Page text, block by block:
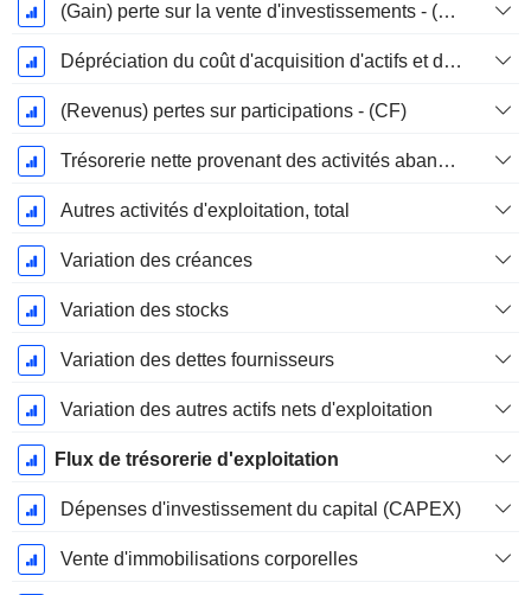
(Gain) perte sur la vente d'investissements - (CF)
Dépréciation du coût d'acquisition d'actifs et dépenses de restructuration
(Revenus) pertes sur participations - (CF)
Trésorerie nette provenant des activités abandonnées
Autres activités d'exploitation, total
Variation des créances
Variation des stocks
Variation des dettes fournisseurs
Variation des autres actifs nets d'exploitation
Flux de trésorerie d'exploitation
Dépenses d'investissement du capital (CAPEX)
Vente d'immobilisations corporelles